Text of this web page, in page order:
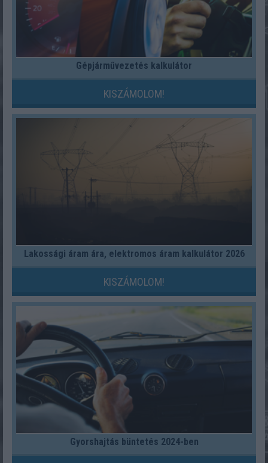
Gépjárművezetés kalkulátor
KISZÁMOLOM!
Lakossági áram ára, elektromos áram kalkulátor 2026
KISZÁMOLOM!
Gyorshajtás büntetés 2024-ben